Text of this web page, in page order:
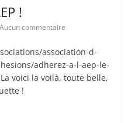
!
Aucun commentaire
association-d-
adherez-a-l-aep-le-
voici la voilà, toute belle,
!